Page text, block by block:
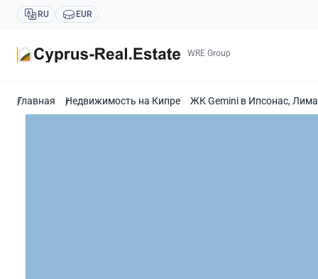
RU EUR
WRE Group
Главная Недвижимость на Кипре ЖК Gemini в Ипсонас,